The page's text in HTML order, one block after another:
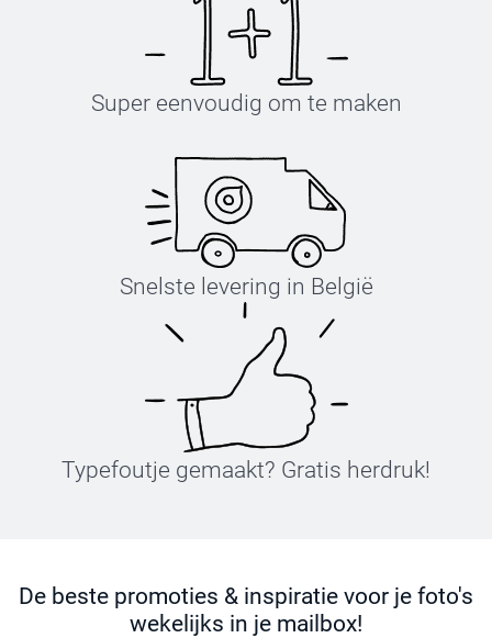
Super eenvoudig om te maken
Snelste levering in België
Typefoutje gemaakt? Gratis herdruk!
De beste promoties & inspiratie voor je foto's
wekelijks in je mailbox!